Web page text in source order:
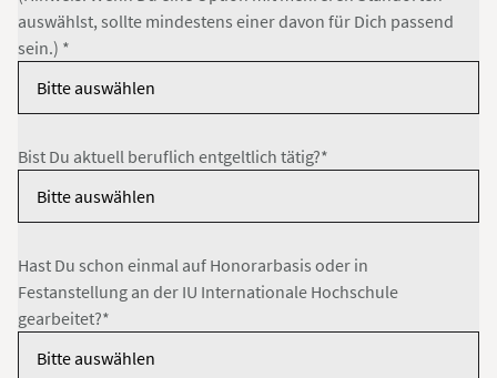
auswählst, sollte mindestens einer davon für Dich passend
sein.) *
Bist Du aktuell beruflich entgeltlich tätig?*
Hast Du schon einmal auf Honorarbasis oder in
Festanstellung an der IU Internationale Hochschule
gearbeitet?*